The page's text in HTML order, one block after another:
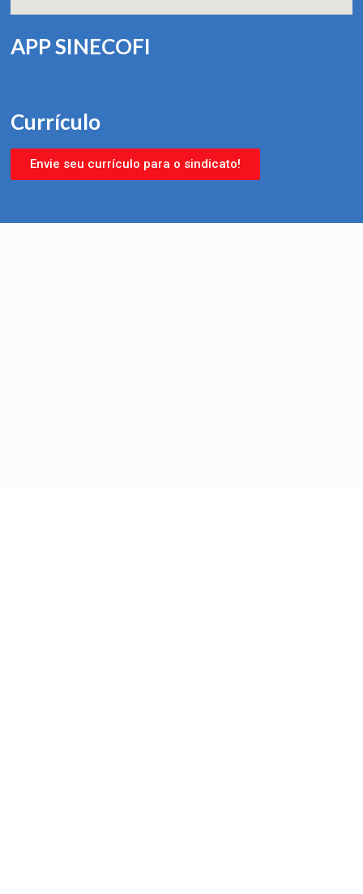
APP SINECOFI
Currículo
Envie seu currículo para o sindicato!